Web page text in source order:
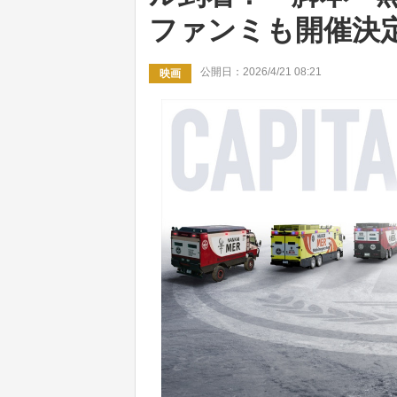
ファンミも開催決
映画 公開日：2026/4/21 08:21